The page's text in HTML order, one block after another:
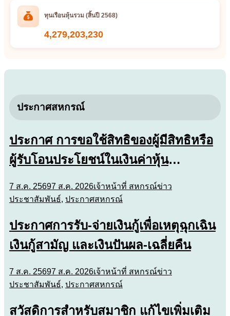
ทุนเรือนหุ้นรวม (สิ้นปี 2568)
4,279,203,230
ประกาศสหกรณ์
ประกาศ การขอใช้สิทธิของผู้มีสิทธิหรือ
ผู้รับโอนประโยชน์ในเงินค่าหุ้น
เงินปันผล-เฉลี่ยคืน ตามข้อบังคับข้อ 47
7 ส.ค. 25697 ส.ค. 2026เจ้าหน้าที่ สหกรณ์ข่าว
ประชาสัมพันธ์, ประกาศสหกรณ์
ประกาศการรับ-จ่ายเงินกู้เพื่อเหตุฉุกเฉิน
เงินกู้สามัญ และเงินปันผล-เฉลี่ยคืน
7 ส.ค. 25697 ส.ค. 2026เจ้าหน้าที่ สหกรณ์ข่าว
ประชาสัมพันธ์, ประกาศสหกรณ์
สวัสดิการสำหรับสมาชิก แก้ไขเพิ่มเติม